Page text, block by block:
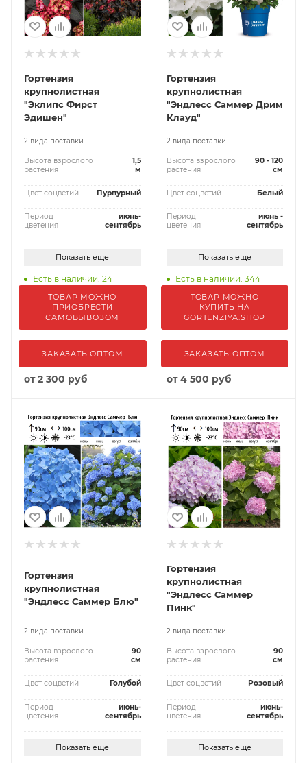
Гортензия
крупнолистная
"Эклипс Фирст
Эдишен"
2 вида поставки
Высота взрослого
растения
1,5
м
Цвет соцветий Пурпурный
Период
цветения
июнь-
сентябрь
Показать еще
Есть в наличии: 241
ТОВАР МОЖНО
ПРИОБРЕСТИ
САМОВЫВОЗОМ
ЗАКАЗАТЬ ОПТОМ
от2 300 руб
Гортензия
крупнолистная
"Эндлесс Саммер Дрим
Клауд"
2 вида поставки
Высота взрослого
растения
90 - 120
см
Цвет соцветий Белый
Период
цветения
июнь -
сентябрь
Показать еще
Есть в наличии: 344
ТОВАР МОЖНО
КУПИТЬ НА
GORTENZIYA.SHOP
ЗАКАЗАТЬ ОПТОМ
от4 500 руб
Гортензия
крупнолистная
"Эндлесс Саммер Блю"
2 вида поставки
Высота взрослого
растения
90
см
Цвет соцветий Голубой
Период
цветения
июнь-
сентябрь
Показать еще
Гортензия
крупнолистная
"Эндлесс Саммер
Пинк"
2 вида поставки
Высота взрослого
растения
90
см
Цвет соцветий Розовый
Период
цветения
июнь-
сентябрь
Показать еще